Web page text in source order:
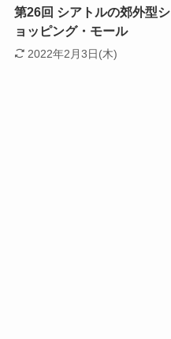
第26回 シアトルの郊外型シ
ョッピング・モール
2022年2月3日(木)